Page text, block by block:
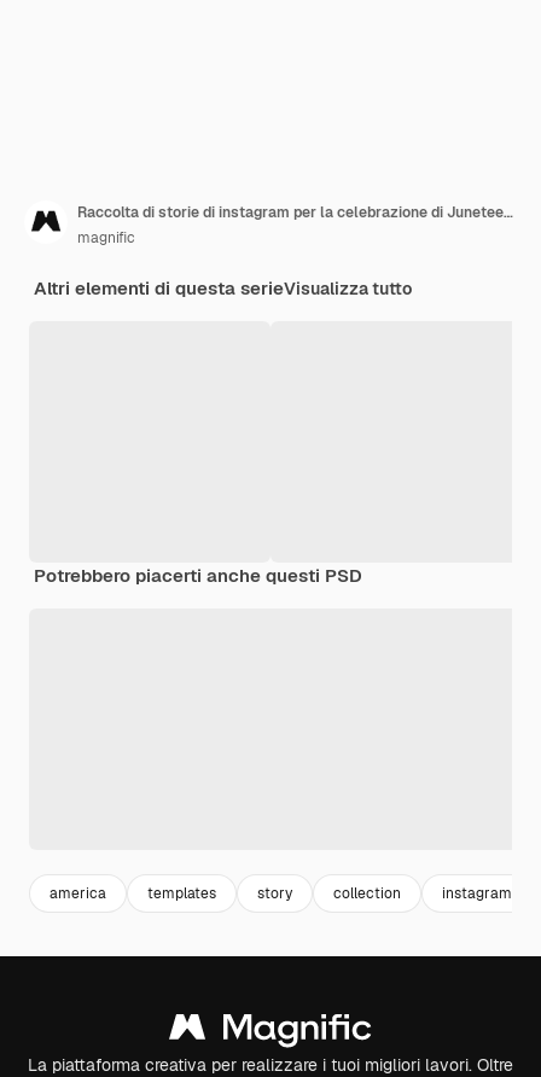
Raccolta di storie di instagram per la celebrazione di Juneteenth
magnific
Altri elementi di questa serieVisualizza tutto
Potrebbero piacerti anche questi PSD
america templates story collection instagram
La piattaforma creativa per realizzare i tuoi migliori lavori. Oltre